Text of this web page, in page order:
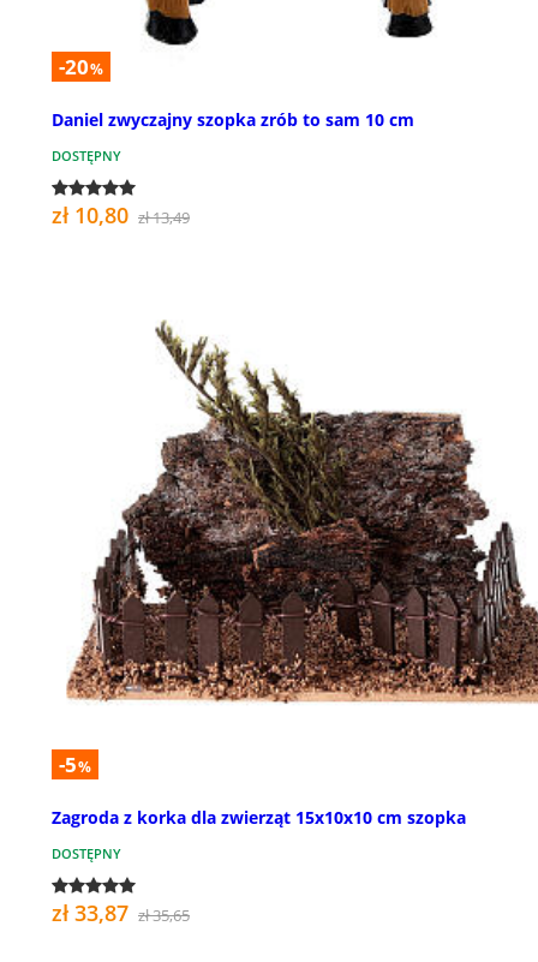
-20%
Daniel zwyczajny szopka zrób to sam 10 cm
DOSTĘPNY
zł 10,80 zł 13,49
-5%
Zagroda z korka dla zwierząt 15x10x10 cm szopka
DOSTĘPNY
zł 33,87 zł 35,65